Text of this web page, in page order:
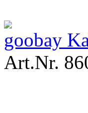
goobay
Art.Nr.